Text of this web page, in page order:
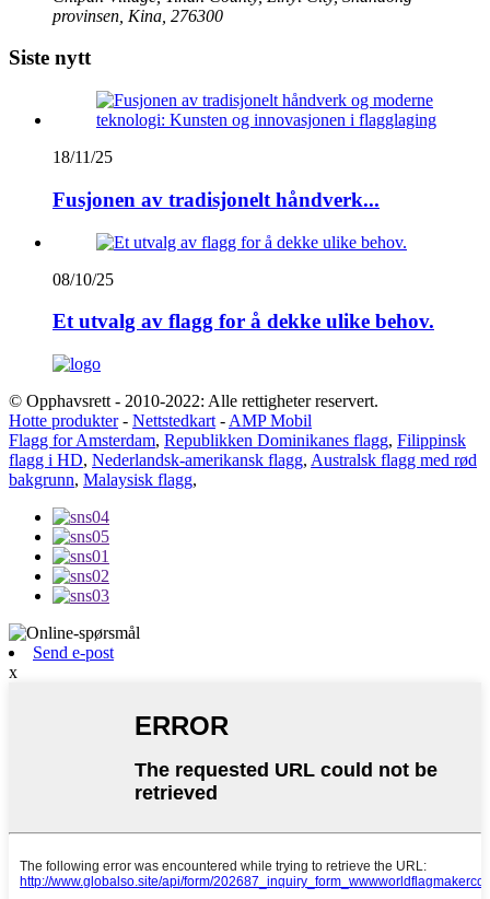
provinsen, Kina, 276300
Siste nytt
18/11/25
Fusjonen av tradisjonelt håndverk...
08/10/25
Et utvalg av flagg for å dekke ulike behov.
© Opphavsrett - 2010-2022: Alle rettigheter reservert.
Hotte produkter- Nettstedkart - AMP Mobil
Flagg for Amsterdam, Republikken Dominikanes flagg, Filippinsk
flagg i HD, Nederlandsk-amerikansk flagg, Australsk flagg med rød
bakgrunn, Malaysisk flagg,
Send e-post
x